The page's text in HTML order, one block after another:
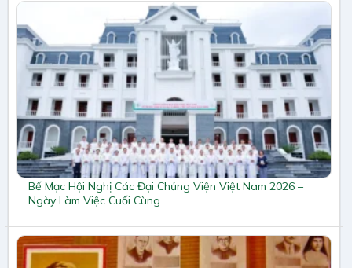
Bế Mạc Hội Nghị Các Đại Chủng Viện Việt Nam 2026 –
Ngày Làm Việc Cuối Cùng